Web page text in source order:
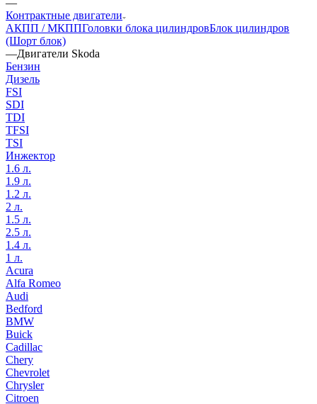
Контрактные двигатели
АКПП / МКППГоловки блока цилиндровБлок цилиндров
(Шорт блок)
—Двигатели Skoda
Бензин
Дизель
FSI
SDI
TDI
TFSI
TSI
Инжектор
1.6 л.
1.9 л.
1.2 л.
2 л.
1.5 л.
2.5 л.
1.4 л.
1 л.
Acura
Alfa Romeo
Audi
Bedford
BMW
Buick
Cadillac
Chery
Chevrolet
Chrysler
Citroen